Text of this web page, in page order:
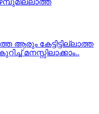
കേട്ടിട്ടില്ലാത്ത
മനസ്സിലാക്കാം..